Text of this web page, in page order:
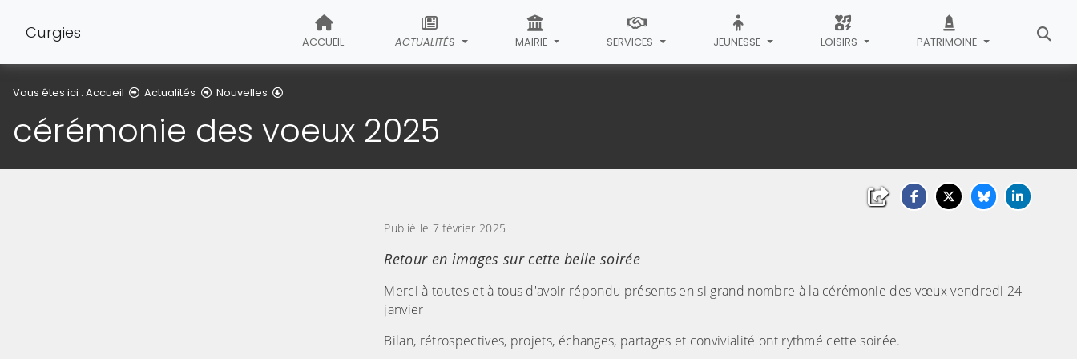
Curgies ACCUEIL ACTUALITÉS MAIRIE SERVICES JEUNESSE LOISIRS PATRIMOINE
Vous êtes ici : Accueil Actualités Nouvelles
cérémonie des voeux 2025
Publié le 7 février 2025
Retour en images sur cette belle soirée
Merci à toutes et à tous d'avoir répondu présents en si grand nombre à la cérémonie des vœux vendredi 24
janvier
Bilan, rétrospectives, projets, échanges, partages et convivialité ont rythmé cette soirée.